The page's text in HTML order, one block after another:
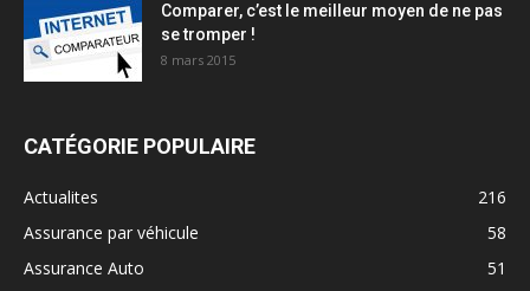
Comparer, c’est le meilleur moyen de ne pas
se tromper !
8 mars 2015
CATÉGORIE POPULAIRE
Actualites
216
Assurance par véhicule
58
Assurance Auto
51